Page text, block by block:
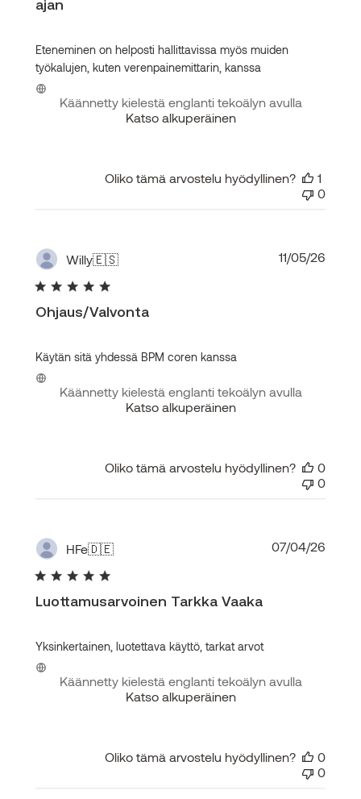
ajan
Eteneminen on helposti hallittavissa myös muiden
työkalujen, kuten verenpainemittarin, kanssa
Käännetty kielestä englanti tekoälyn avulla
Katso alkuperäinen
Oliko tämä arvostelu hyödyllinen?
1
0
Willy🇪🇸
Ohjaus/Valvonta
Käytän sitä yhdessä BPM coren kanssa
Käännetty kielestä englanti tekoälyn avulla
Katso alkuperäinen
11/05/26
Oliko tämä arvostelu hyödyllinen?
0
0
HFe🇩🇪
Luottamusarvoinen Tarkka Vaaka
Yksinkertainen, luotettava käyttö, tarkat arvot
Käännetty kielestä englanti tekoälyn avulla
Katso alkuperäinen
07/04/26
Oliko tämä arvostelu hyödyllinen?
0
0